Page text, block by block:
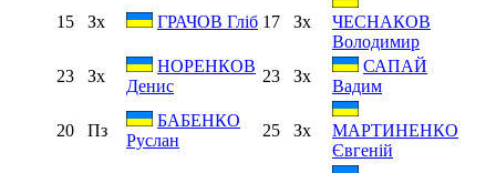
15 Зх ГРАЧОВ Гліб 17 Зх
ЧЕСНАКОВ
Володимир
23
Зх
НОРЕНКОВ
Денис
23 Зх
САПАЙ
Вадим
20 Пз
БАБЕНКО
Руслан
25 Зх
МАРТИНЕНКО
Євгеній